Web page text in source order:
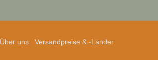
Über uns Versandpreise & -Länder